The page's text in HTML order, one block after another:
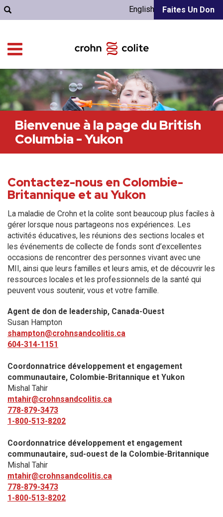
Faites Un Don
English
Bienvenue à la page du British
Columbia - Yukon
Contactez-nous en Colombie-
Britannique et au Yukon
La maladie de Crohn et la colite sont beaucoup plus faciles à
gérer lorsque nous partageons nos expériences. Les
activités éducatives, les réunions des sections locales et
les événements de collecte de fonds sont d’excellentes
occasions de rencontrer des personnes vivant avec une
MII, ainsi que leurs familles et leurs amis, et de découvrir les
ressources locales et les professionnels de la santé qui
peuvent vous soutenir, vous et votre famille.
Agent de don de leadership, Canada-Ouest
Susan Hampton
shampton@crohnsandcolitis.ca
604-314-1151
Coordonnatrice développement et engagement
communautaire, Colombie-Britannique et Yukon
Mishal Tahir
mtahir@crohnsandcolitis.ca
778-879-3473
1-800-513-8202
Coordonnatrice développement et engagement
communautaire, sud-ouest de la Colombie-Britannique
Mishal Tahir
mtahir@crohnsandcolitis.ca
778-879-3473
1-800-513-8202